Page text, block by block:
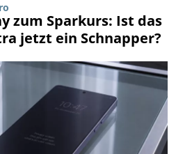
zum Sparkurs: Ist das
jetzt ein Schnapper?